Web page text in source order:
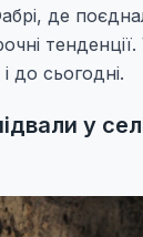
де
до сьогодні.
у